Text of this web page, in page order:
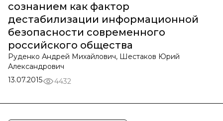
сознанием как фактор
дестабилизации информационной
безопасности современного
российского общества
Руденко Андрей Михайлович, Шестаков Юрий
Александрович
13.07.2015
4432